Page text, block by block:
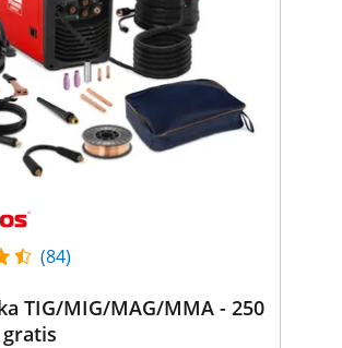
(84)
TIG/MIG/MAG/MMA - 250